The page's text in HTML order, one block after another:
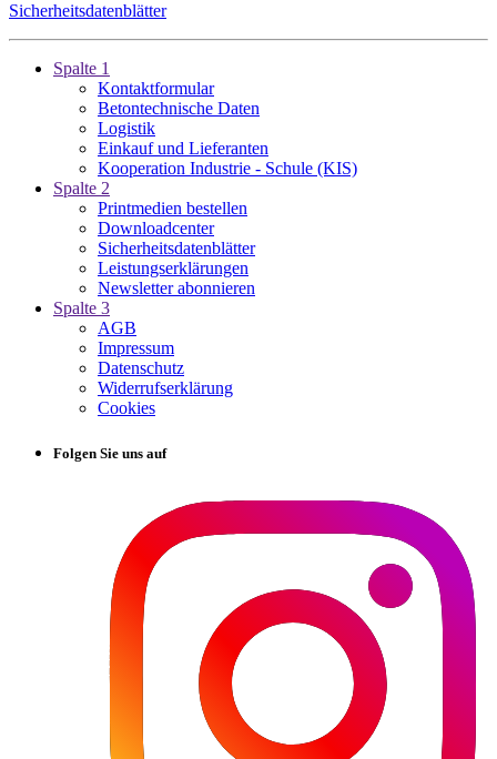
Sicherheitsdatenblätter
Spalte 1
Kontaktformular
Betontechnische Daten
Logistik
Einkauf und Lieferanten
Kooperation Industrie - Schule (KIS)
Spalte 2
Printmedien bestellen
Downloadcenter
Sicherheitsdatenblätter
Leistungserklärungen
Newsletter abonnieren
Spalte 3
AGB
Impressum
Datenschutz
Widerrufserklärung
Cookies
Folgen Sie uns auf